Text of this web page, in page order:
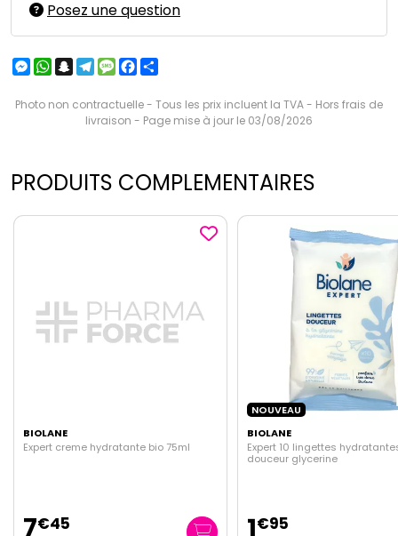
Posez une question
Messenger
WhatsApp
Snapchat
Telegram
MessageFacebook
Photo non contractuelle - Tous les prix incluent la TVA - Hors frais de
livraison - Page mise à jour le 03/08/2026
PRODUITS COMPLEMENTAIRES
BIOLANE
Expert 10 lingettes hydratantes voyage
1
NOUVEAU
BIOLANE
Expert spray solaire